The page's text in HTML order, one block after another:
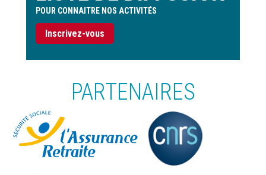
POUR CONNAITRE NOS ACTIVITÉS
Inscrivez-vous
PARTENAIRES